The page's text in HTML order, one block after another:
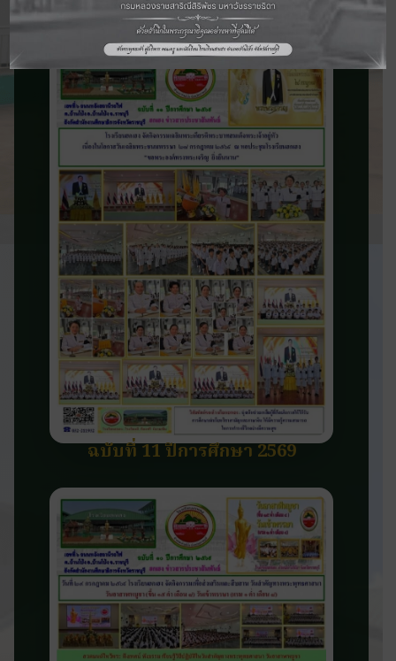
ติดตามข่าวสารและความเคลื่อนไหวของ
โรงเรียน
ฉบับที่ 11 ปีการศึกษา 2569